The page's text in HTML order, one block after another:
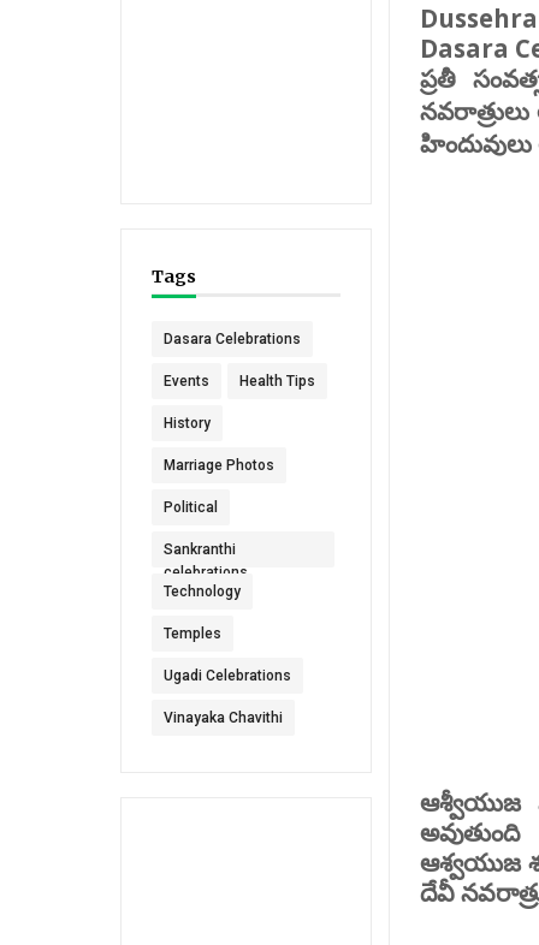
Tags
Dasara Celebrations
Events Health Tips
History
Marriage Photos
Political
Sankranthi
celebrations
Technology
Temples
Ugadi Celebrations
Vinayaka Chavithi
Dasara
ప్రతీ
నవరాత్రులు
హిందువులు
ఆశ్వీయుజ
అవుతుంది
ఆశ్వయుజ
దేవీ